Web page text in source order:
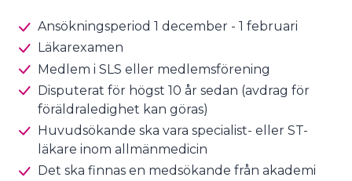
Ansökningsperiod 1 december - 1 februari
Läkarexamen
Medlem i SLS eller medlemsförening
Disputerat för högst 10 år sedan (avdrag för
föräldraledighet kan göras)
Huvudsökande ska vara specialist- eller ST-
läkare inom allmänmedicin
Det ska finnas en medsökande från akademi